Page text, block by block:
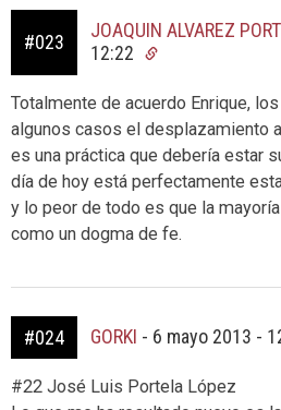
#023
JOAQUIN ALVAREZ
12:22
Totalmente de acuerdo Enrique,
algunos casos el desplazamiento
es una práctica que debería estar
día de hoy está perfectamente
y lo peor de todo es que la
como un dogma de fe.
#024 GORKI - 6 mayo 2013 -
#22 José Luis Portela López